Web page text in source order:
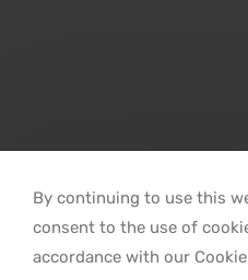
By continuing to use this
consent to the use of
accordance with our